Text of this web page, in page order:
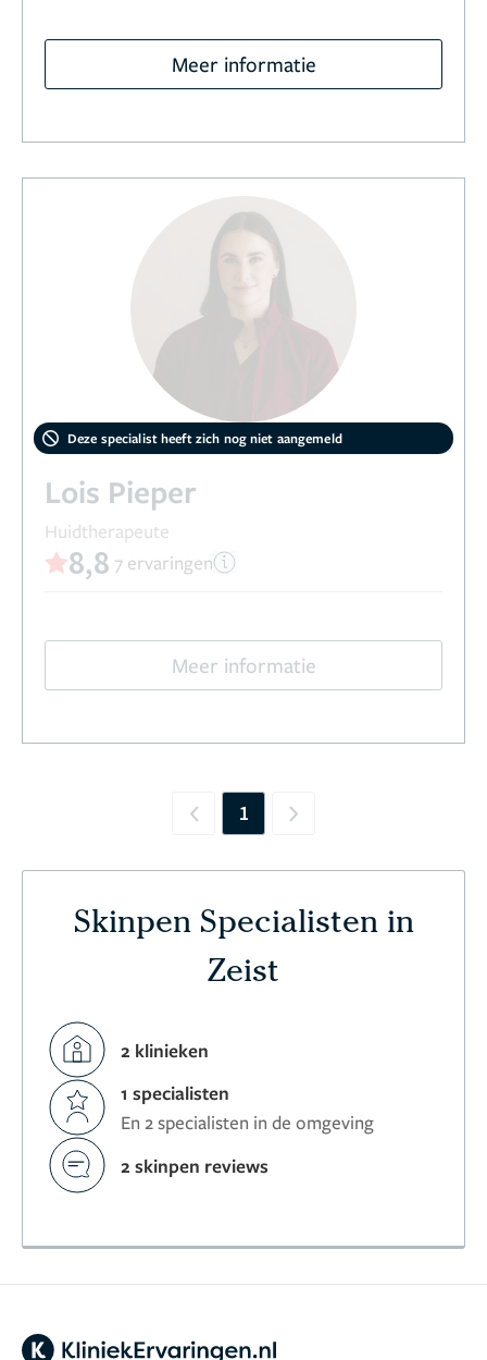
Meer informatie
Deze specialist heeft zich nog niet aangemeld
Lois Pieper
Huidtherapeute
8,8 7 ervaringen
Meer informatie
Previous
1 Next
Skinpen Specialisten in
Zeist
2 klinieken
1 specialisten
En 2 specialisten in de omgeving
2 skinpen reviews